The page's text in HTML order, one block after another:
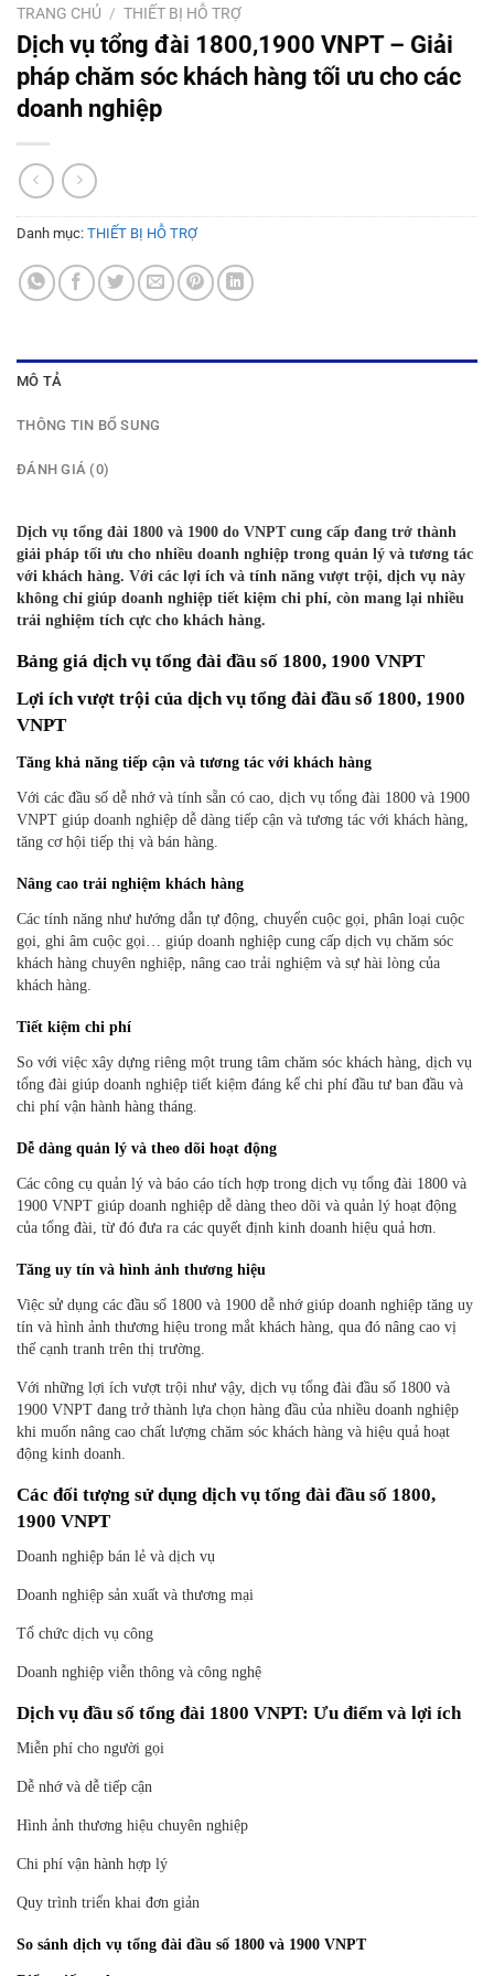
TRANG CHỦ / THIẾT BỊ HỖ TRỢ
Dịch vụ tổng đài 1800,1900 VNPT – Giải
pháp chăm sóc khách hàng tối ưu cho các
doanh nghiệp
Danh mục: THIẾT BỊ HỖ TRỢ
MÔ TẢ
THÔNG TIN BỔ SUNG
ĐÁNH GIÁ (0)
Dịch vụ tổng đài 1800 và 1900 do VNPT cung cấp đang trở thành
giải pháp tối ưu cho nhiều doanh nghiệp trong quản lý và tương tác
với khách hàng. Với các lợi ích và tính năng vượt trội, dịch vụ này
không chỉ giúp doanh nghiệp tiết kiệm chi phí, còn mang lại nhiều
trải nghiệm tích cực cho khách hàng.
Bảng giá dịch vụ tổng đài đầu số 1800, 1900 VNPT
Lợi ích vượt trội của dịch vụ tổng đài đầu số 1800, 1900
VNPT
Tăng khả năng tiếp cận và tương tác với khách hàng
Với các đầu số dễ nhớ và tính sẵn có cao, dịch vụ tổng đài 1800 và 1900
VNPT giúp doanh nghiệp dễ dàng tiếp cận và tương tác với khách hàng,
tăng cơ hội tiếp thị và bán hàng.
Nâng cao trải nghiệm khách hàng
Các tính năng như hướng dẫn tự động, chuyển cuộc gọi, phân loại cuộc
gọi, ghi âm cuộc gọi… giúp doanh nghiệp cung cấp dịch vụ chăm sóc
khách hàng chuyên nghiệp, nâng cao trải nghiệm và sự hài lòng của
khách hàng.
Tiết kiệm chi phí
So với việc xây dựng riêng một trung tâm chăm sóc khách hàng, dịch vụ
tổng đài giúp doanh nghiệp tiết kiệm đáng kể chi phí đầu tư ban đầu và
chi phí vận hành hàng tháng.
Dễ dàng quản lý và theo dõi hoạt động
Các công cụ quản lý và báo cáo tích hợp trong dịch vụ tổng đài 1800 và
1900 VNPT giúp doanh nghiệp dễ dàng theo dõi và quản lý hoạt động
của tổng đài, từ đó đưa ra các quyết định kinh doanh hiệu quả hơn.
Tăng uy tín và hình ảnh thương hiệu
Việc sử dụng các đầu số 1800 và 1900 dễ nhớ giúp doanh nghiệp tăng uy
tín và hình ảnh thương hiệu trong mắt khách hàng, qua đó nâng cao vị
thế cạnh tranh trên thị trường.
Với những lợi ích vượt trội như vậy, dịch vụ tổng đài đầu số 1800 và
1900 VNPT đang trở thành lựa chọn hàng đầu của nhiều doanh nghiệp
khi muốn nâng cao chất lượng chăm sóc khách hàng và hiệu quả hoạt
động kinh doanh.
Các đối tượng sử dụng dịch vụ tổng đài đầu số 1800,
1900 VNPT
Doanh nghiệp bán lẻ và dịch vụ
Doanh nghiệp sản xuất và thương mại
Tổ chức dịch vụ công
Doanh nghiệp viễn thông và công nghệ
Dịch vụ đầu số tổng đài 1800 VNPT: Ưu điểm và lợi ích
Miễn phí cho người gọi
Dễ nhớ và dễ tiếp cận
Hình ảnh thương hiệu chuyên nghiệp
Chi phí vận hành hợp lý
Quy trình triển khai đơn giản
So sánh dịch vụ tổng đài đầu số 1800 và 1900 VNPT